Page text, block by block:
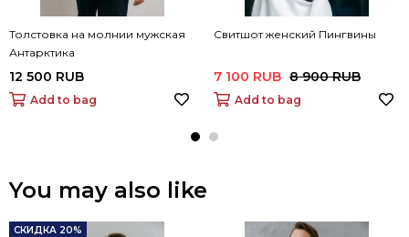
Толстовка на молнии мужская
Антарктика
12 500 RUB
Add to bag
Свитшот женский Пингвины
7 100 RUB 8 900 RUB
Add to bag
You may also like
СКИДКА 20%